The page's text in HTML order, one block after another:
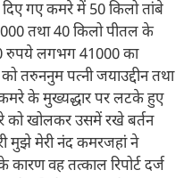
दिए गए कमरे में 50 किलो तांबे
तथा 40 किलो पीतल के
रुपये लगभग 41000 का
तरुननुम पत्नी जयाउद्दीन तथा
कमरे के मुख्यद्धार पर लटके हुए
को खोलकर उसमें रखे बर्तन
मुझे मेरी नंद कमरजहां ने
वह तत्काल रिपोर्ट दर्ज